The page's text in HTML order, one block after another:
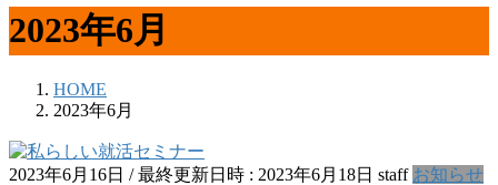
2023年6月
HOME
2023年6月
2023年6月16日 / 最終更新日時 : 2023年6月18日 staff お知らせ